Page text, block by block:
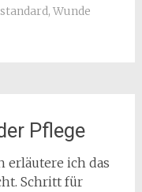
, Wunde
Pflege
erläutere ich das
Schritt für